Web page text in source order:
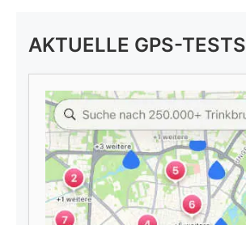
AKTUELLE GPS-TESTS